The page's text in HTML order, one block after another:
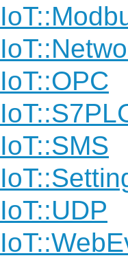
IoT::OPC
IoT::SMS
IoT::UDP